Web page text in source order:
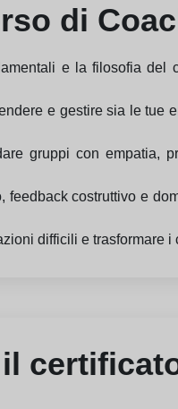
di
e la filosofia del
e gestire sia le
gruppi con empatia,
costruttivo e
difficili e trasformare